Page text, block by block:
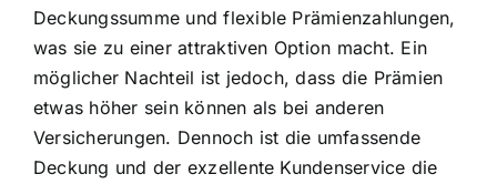
Deckungssumme und flexible Prämienzahlungen,
was sie zu einer attraktiven Option macht. Ein
möglicher Nachteil ist jedoch, dass die Prämien
etwas höher sein können als bei anderen
Versicherungen. Dennoch ist die umfassende
Deckung und der exzellente Kundenservice die